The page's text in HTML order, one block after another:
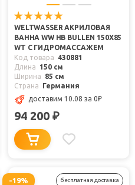
WELTWASSER АКРИЛОВАЯ
ВАННА WW HB BULLEN 150X85
WT С ГИДРОМАССАЖЕМ
Код товара
430881
Длина
150 см
Ширина
85 см
Страна
Германия
доставим 10.08 за 0₽
94 200 ₽
-19% бесплатная доставка